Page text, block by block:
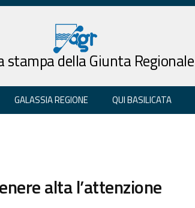
stampa della Giunta Regionale
GALASSIA REGIONE QUI BASILICATA
alta l’attenzione